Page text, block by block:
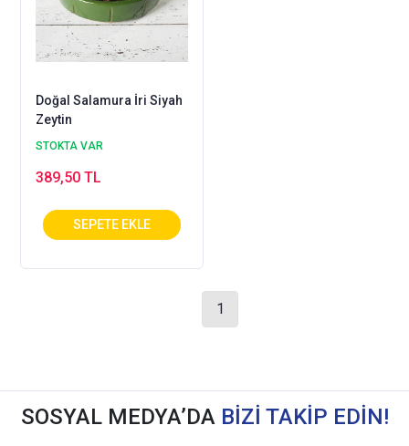
Doğal Salamura İri Siyah
Zeytin
STOKTA VAR
389,50 TL
1
SOSYAL MEDYA’DA BİZİ TAKİP EDİN!